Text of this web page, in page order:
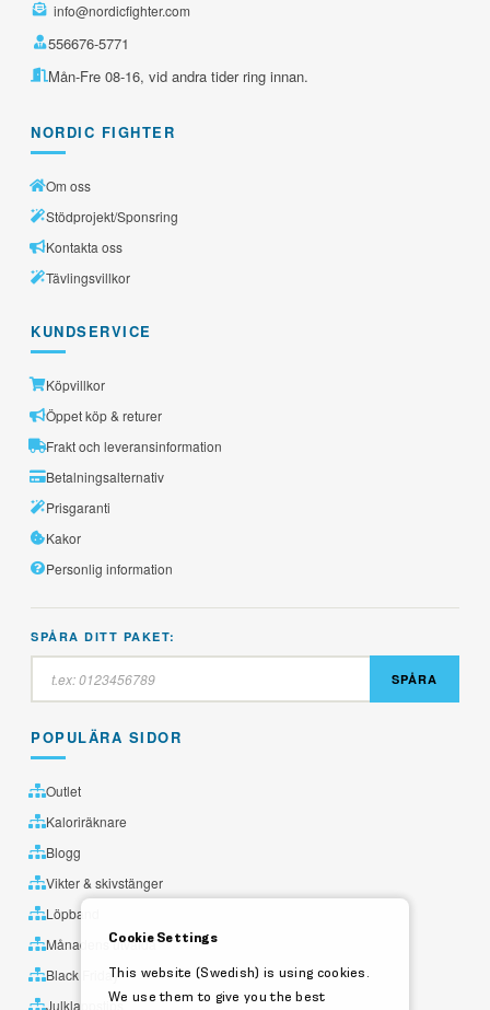
info@nordicfighter.com
556676-5771
Mån-Fre 08-16, vid andra tider ring innan.
NORDIC FIGHTER
Om oss
Stödprojekt/Sponsring
Kontakta oss
Tävlingsvillkor
KUNDSERVICE
Köpvillkor
Öppet köp & returer
Frakt och leveransinformation
Betalningsalternativ
Prisgaranti
Kakor
Personlig information
SPÅRA DITT PAKET:
SPÅRA
POPULÄRA SIDOR
Outlet
Kaloriräknare
Blogg
Vikter & skivstänger
Löpband
Månadens utvalda
Black Friday
Julklappstips
Cookie Settings
This website (Swedish) is using cookies.
We use them to give you the best